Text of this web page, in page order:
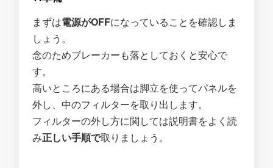
まずは電源がOFFになっていることを確認しま
しょう。
念のためブレーカーも落としておくと安心で
す。
高いところにある場合は脚立を使ってパネルを
外し、中のフィルターを取り出します。
フィルターの外し方に関しては説明書をよく読
み正しい手順で取りましょう。